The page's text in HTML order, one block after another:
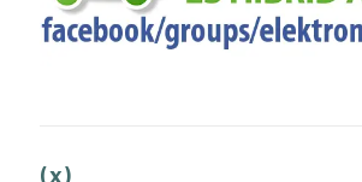
(x)